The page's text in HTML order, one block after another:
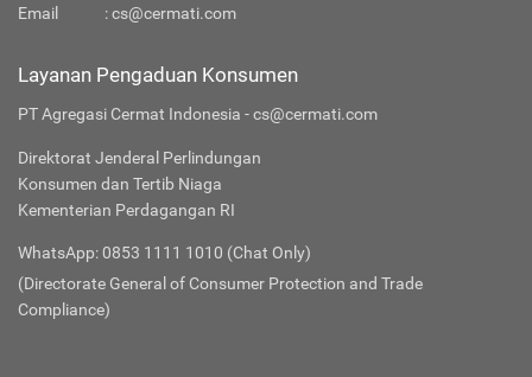
Email
:cs@cermati.com
Layanan Pengaduan Konsumen
PT Agregasi Cermat Indonesia - cs@cermati.com
Direktorat Jenderal Perlindungan
Konsumen dan Tertib Niaga
Kementerian Perdagangan RI
WhatsApp: 0853 1111 1010 (Chat Only)
(Directorate General of Consumer Protection and Trade
Compliance)